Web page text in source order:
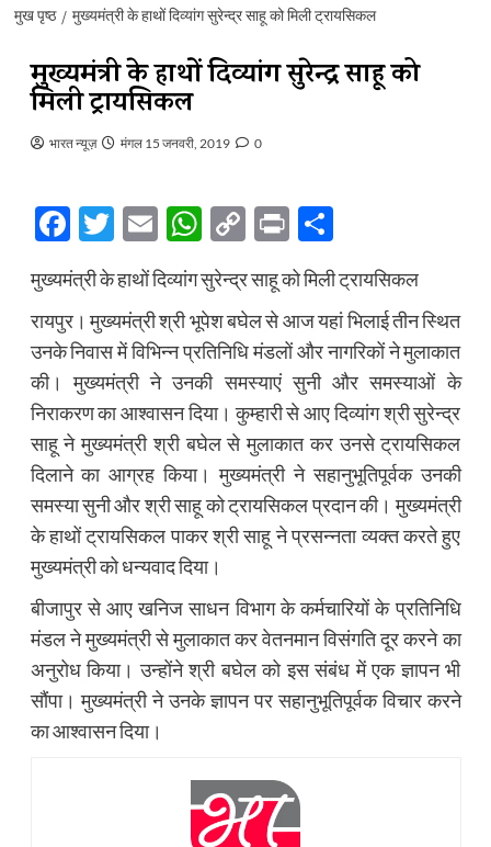
मुख पृष्ठ मुख्यमंत्री के हाथों दिव्यांग सुरेन्द्र साहू को मिली ट्रायसिकल
मुख्यमंत्री के हाथों दिव्यांग सुरेन्द्र साहू को
मिली ट्रायसिकल
भारत न्यूज़ मंगल 15 जनवरी, 2019 0
Facebook
Twitter
EmailWhatsApp
Copy
Link
PrintShare
मुख्यमंत्री के हाथों दिव्यांग सुरेन्द्र साहू को मिली ट्रायसिकल
रायपुर। मुख्यमंत्री श्री भूपेश बघेल से आज यहां भिलाई तीन स्थित
उनके निवास में विभिन्न प्रतिनिधि मंडलों और नागरिकों ने मुलाकात
की। मुख्यमंत्री ने उनकी समस्याएं सुनी और समस्याओं के
निराकरण का आश्वासन दिया। कुम्हारी से आए दिव्यांग श्री सुरेन्द्र
साहू ने मुख्यमंत्री श्री बघेल से मुलाकात कर उनसे ट्रायसिकल
दिलाने का आग्रह किया। मुख्यमंत्री ने सहानुभूतिपूर्वक उनकी
समस्या सुनी और श्री साहू को ट्रायसिकल प्रदान की। मुख्यमंत्री
के हाथों ट्रायसिकल पाकर श्री साहू ने प्रसन्नता व्यक्त करते हुए
मुख्यमंत्री को धन्यवाद दिया।
बीजापुर से आए खनिज साधन विभाग के कर्मचारियों के प्रतिनिधि
मंडल ने मुख्यमंत्री से मुलाकात कर वेतनमान विसंगति दूर करने का
अनुरोध किया। उन्होंने श्री बघेल को इस संबंध में एक ज्ञापन भी
सौंपा। मुख्यमंत्री ने उनके ज्ञापन पर सहानुभूतिपूर्वक विचार करने
का आश्वासन दिया।